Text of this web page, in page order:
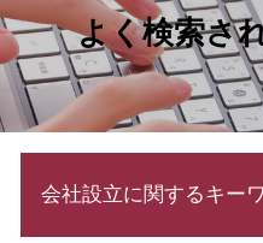
よく検索さ
会社設立に関するキー